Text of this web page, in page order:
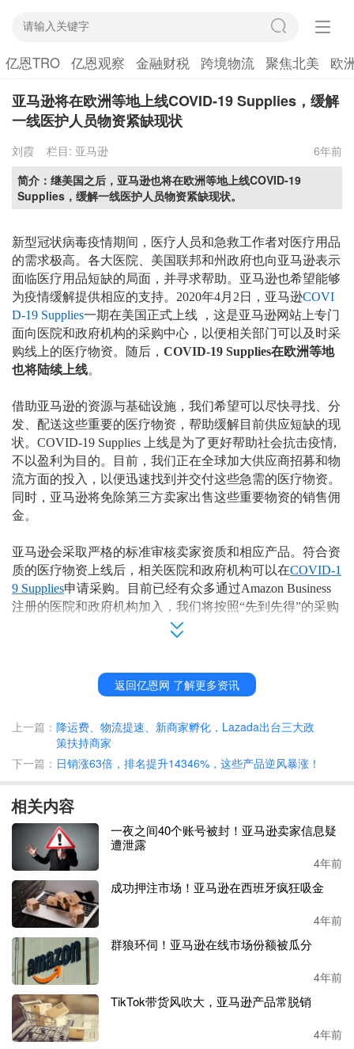
亿恩TRO 亿恩观察 金融财税 跨境物流 聚焦北美 欧
亚马逊将在欧洲等地上线COVID-19 Supplies，缓解
一线医护人员物资紧缺现状
刘霞 栏目: 亚马逊
6年前
简介：继美国之后，亚马逊也将在欧洲等地上线COVID-19
Supplies，缓解一线医护人员物资紧缺现状。
新型冠状病毒疫情期间， 医疗人员和急救工作者对医疗用品
的需求极高。各大医院、美国联邦和州政府也向亚马逊表示
面临医疗用品短缺的局面，并寻求帮助。亚马逊也希望能够
为疫情缓解提供相应的支持。2020年4月2日，亚马逊COVI
D-19 Supplies一期在美国正式上线 ，这是亚马逊网站上专门
面向医院和政府机构的采购中心，以便相关部门可以及时采
购线上的医疗物资。随后， COVID-19 Supplies在欧洲等地
也将陆续上线。
借助亚马逊的资源与基础设施，我们希望可以尽快寻找、分
发、配送这些重要的医疗物资，帮助缓解目前供应短缺的现
状。 COVID-19 Supplies 上线是为了更好帮助社会抗击疫情,
不以盈利为目的。目前，我们正在全球加大供应商招募和物
流方面的投入，以便迅速找到并交付这些急需的医疗物资。
同时，亚马逊将免除第三方卖家出售这些重要物资的销售佣
金。
亚马逊会采取严格的标准审核卖家资质和相应产品。符合资
质的医疗物资上线后，相关医院和政府机构可以在COVID-1
9 Supplies申请采购。目前已经有众多通过Amazon Business
注册的医院和政府机构加入，我们将按照“先到先得”的采购
顺序处理相关订单。亚马逊也在与世界各地的供应商合作，
向我们提出新的需求，亚马逊也会相应地调整COVID-19 Su
pplies的选品范围以满足他们的需求。拥有符合资质产品的
家也可以和客户经理联系了解如何加入这一项目。
为了保证紧缺的医疗用品优先供给给专业的医疗人员和急救
品，包括在全球范围内的站点
及其他类似用品
美国站将不再允许销售 N95系列口罩。同
时我们也在密切观察其他应该优先供给给医院和政府机构的
商品。目前消费者依然可以购买小瓶装洗手液、湿纸巾，我
们也会根据疫情发展情况不断更新名单。
返回亿恩网 了解更多资讯
上一篇： 降运费、物流提速、新商家孵化，Lazada出台三大政
策扶持商家
下一篇： 日销涨63倍，排名提升14346%，这些产品逆风暴涨！
相关内容
一夜之间40个账号被封！亚马逊卖家信息疑
遭泄露
4年前
成功押注市场！亚马逊在西班牙疯狂吸金
4年前
群狼环伺！亚马逊在线市场份额被瓜分
4年前
TikTok带货风吹大，亚马逊产品常脱销
4年前